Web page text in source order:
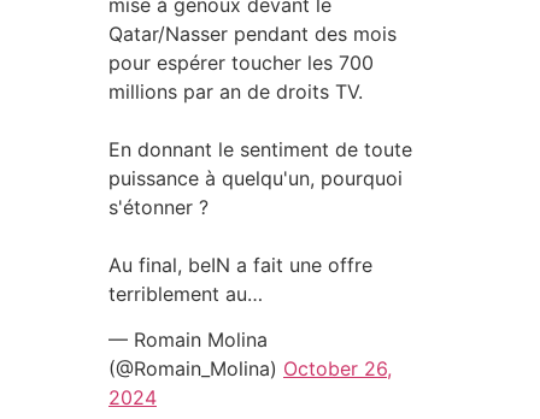
Qatar/Nasser pendant des mois
pour espérer toucher les 700
millions par an de droits TV.
En donnant le sentiment de toute
puissance à quelqu'un, pourquoi
s'étonner ?
Au final, beIN a fait une offre
terriblement au…
— Romain Molina
(@Romain_Molina) October 26,
2024